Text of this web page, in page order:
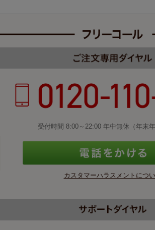
受付時間 8:00～22:00 年中無休（年末年
カスタマーハラスメントにつ